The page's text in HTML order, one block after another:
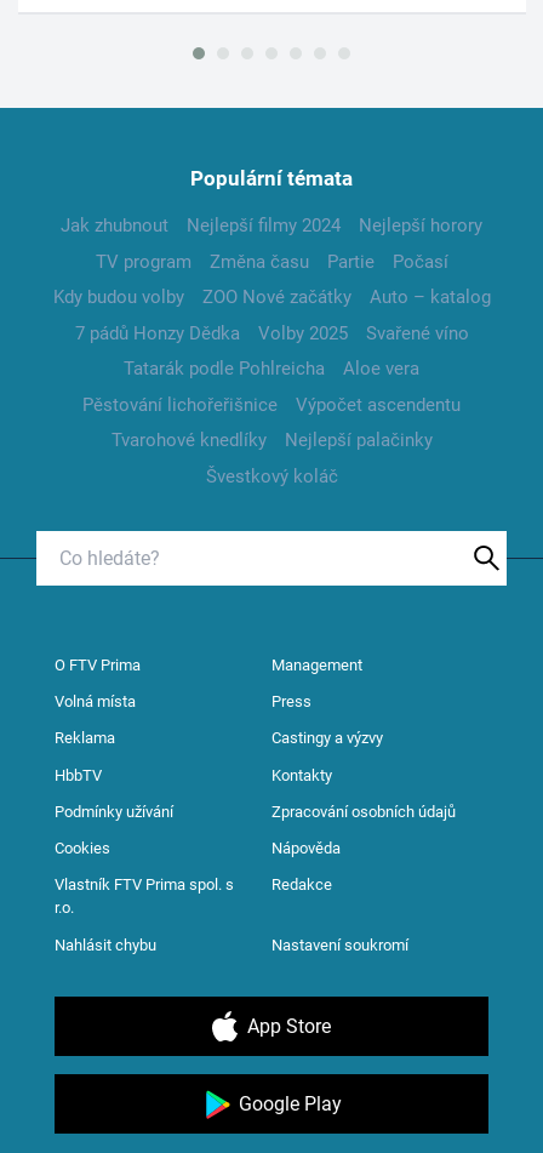
Populární témata
Jak zhubnout Nejlepší filmy 2024
Nejlepší horory
TV program
Změna času Partie
Počasí
Kdy budou volby
ZOO Nové začátky
Auto – katalog
7 pádů Honzy Dědka
Volby 2025
Svařené víno
Tatarák podle Pohlreicha
Aloe vera
Pěstování lichořeřišnice
Výpočet ascendentu
Tvarohové knedlíky
Nejlepší palačinky
Švestkový koláč
O FTV Prima Management
Volná místa Press
Reklama Castingy a výzvy
HbbTV Kontakty
Podmínky užívání Zpracování osobních údajů
Cookies Nápověda
Vlastník FTV Prima spol. s
r.o.
Redakce
Nahlásit chybu Nastavení soukromí
App Store
Google Play